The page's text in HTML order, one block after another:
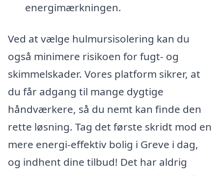
energimærkningen.
Ved at vælge hulmursisolering kan du
også minimere risikoen for fugt- og
skimmelskader. Vores platform sikrer, at
du får adgang til mange dygtige
håndværkere, så du nemt kan finde den
rette løsning. Tag det første skridt mod en
mere energi-effektiv bolig i Greve i dag,
og indhent dine tilbud! Det har aldrig